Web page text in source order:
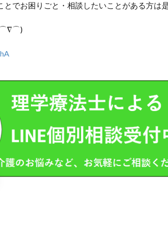
とでお困りごと・相談したいことがある方
(⌒∇⌒)